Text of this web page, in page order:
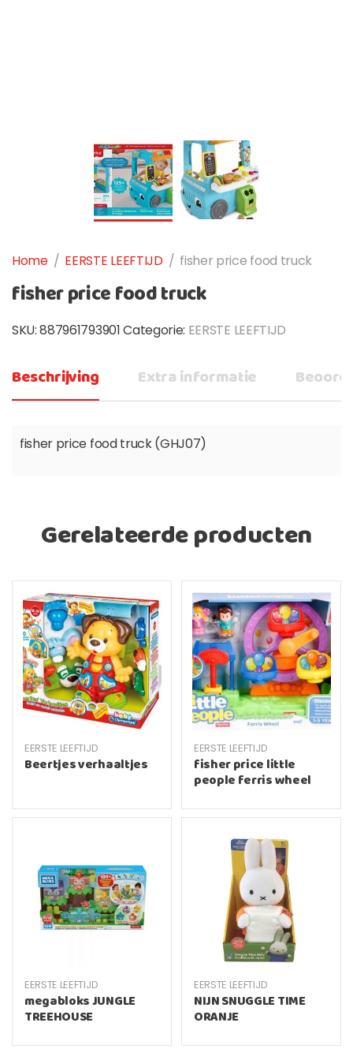
Home / EERSTE LEEFTIJD / fisher price food truck
fisher price food truck
SKU:887961793901Categorie: EERSTE LEEFTIJD
Beschrijving Extra informatie
fisher price food truck (GHJ07)
Gerelateerde producten
EERSTE LEEFTIJD
Beertjes verhaaltjes
EERSTE LEEFTIJD
fisher price little
people ferris wheel
EERSTE LEEFTIJD
megabloks JUNGLE
TREEHOUSE
EERSTE LEEFTIJD
NIJN SNUGGLE TIME
ORANJE